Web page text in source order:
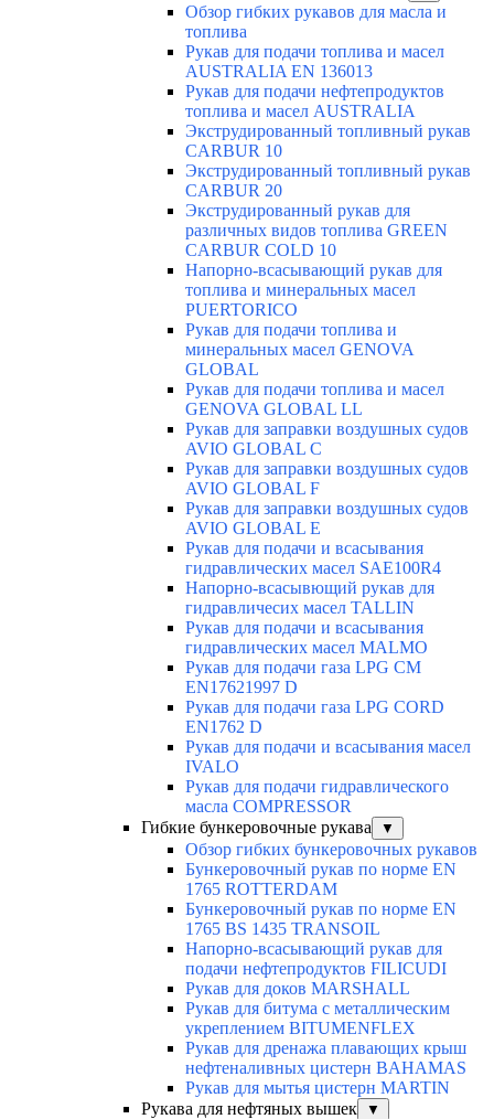
Обзор гибких рукавов для масла и
топлива
Рукав для подачи топлива и масел
AUSTRALIA EN 136013
Рукав для подачи нефтепродуктов
топлива и масел AUSTRALIA
Экструдированный топливный рукав
CARBUR 10
Экструдированный топливный рукав
CARBUR 20
Экструдированный рукав для
различных видов топлива GREEN
CARBUR COLD 10
Напорно-всасывающий рукав для
топлива и минеральных масел
PUERTORICO
Рукав для подачи топлива и
минеральных масел GENOVA
GLOBAL
Рукав для подачи топлива и масел
GENOVA GLOBAL LL
Рукав для заправки воздушных судов
AVIO GLOBAL C
Рукав для заправки воздушных судов
AVIO GLOBAL F
Рукав для заправки воздушных судов
AVIO GLOBAL E
Рукав для подачи и всасывания
гидравлических масел SAE100R4
Напорно-всасывющий рукав для
гидравличесих масел TALLIN
Рукав для подачи и всасывания
гидравлических масел MALMO
Рукав для подачи газа LPG CM
EN17621997 D
Рукав для подачи газа LPG CORD
EN1762 D
Рукав для подачи и всасывания масел
IVALO
Рукав для подачи гидравлического
масла COMPRESSOR
Гибкие бункеровочные рукава
▼
Обзор гибких бункеровочных рукавов
Бункеровочный рукав по норме EN
1765 ROTTERDAM
Бункеровочный рукав по норме EN
1765 BS 1435 TRANSOIL
Напорно-всасывающий рукав для
подачи нефтепродуктов FILICUDI
Рукав для доков MARSHALL
Рукав для битума с металлическим
укреплением BITUMENFLEX
Рукав для дренажа плавающих крыш
нефтеналивных цистерн BAHAMAS
Рукав для мытья цистерн MARTIN
Рукава для нефтяных вышек
▼